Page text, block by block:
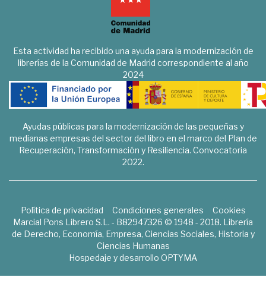
Esta actividad ha recibido una ayuda para la modernización de
librerías de la Comunidad de Madrid correspondiente al año
2024
Ayudas públicas para la modernización de las pequeñas y
medianas empresas del sector del libro en el marco del Plan de
Recuperación, Transformación y Resiliencia. Convocatoria
2022.
Política de privacidad Condiciones generales
Cookies
Marcial Pons Librero S.L. - B82947326 © 1948 - 2018. Librería
de Derecho, Economía, Empresa, Ciencias Sociales, Historia y
Ciencias Humanas
Hospedaje y desarrollo OPTYMA